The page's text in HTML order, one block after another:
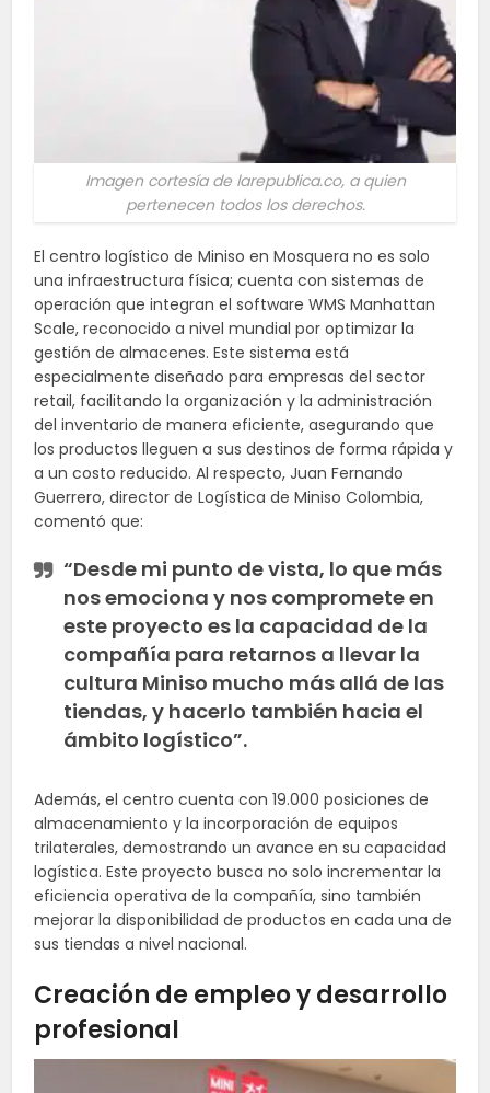
Imagen cortesía de larepublica.co, a quien
pertenecen todos los derechos.
El centro logístico de Miniso en Mosquera no es solo
una infraestructura física; cuenta con sistemas de
operación que integran el software WMS Manhattan
Scale, reconocido a nivel mundial por optimizar la
gestión de almacenes. Este sistema está
especialmente diseñado para empresas del sector
retail, facilitando la organización y la administración
del inventario de manera eficiente, asegurando que
los productos lleguen a sus destinos de forma rápida y
a un costo reducido. Al respecto, Juan Fernando
Guerrero, director de Logística de Miniso Colombia,
comentó que:
“Desde mi punto de vista, lo que más
nos emociona y nos compromete en
este proyecto es la capacidad de la
compañía para retarnos a llevar la
cultura Miniso mucho más allá de las
tiendas, y hacerlo también hacia el
ámbito logístico”.
Además, el centro cuenta con 19.000 posiciones de
almacenamiento y la incorporación de equipos
trilaterales, demostrando un avance en su capacidad
logística. Este proyecto busca no solo incrementar la
eficiencia operativa de la compañía, sino también
mejorar la disponibilidad de productos en cada una de
sus tiendas a nivel nacional.
Creación de empleo y desarrollo
profesional